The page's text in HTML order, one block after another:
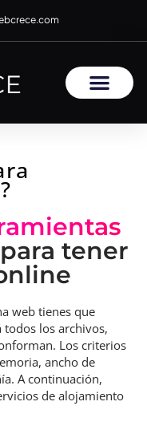
para tener
web tienes que
los archivos,
Los criterios
ancho de
A continuación,
de alojamiento